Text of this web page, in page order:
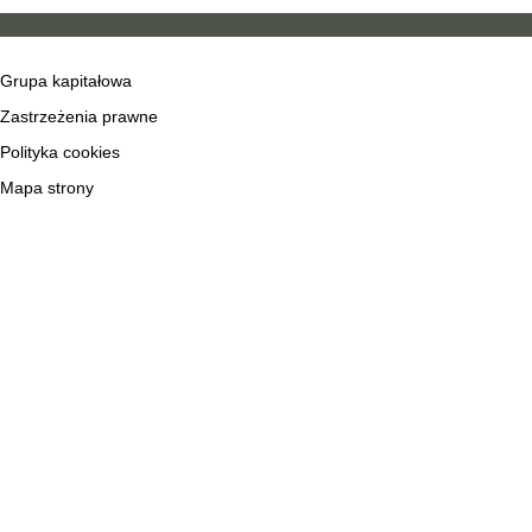
Grupa kapitałowa
Zastrzeżenia prawne
Polityka cookies
Mapa strony